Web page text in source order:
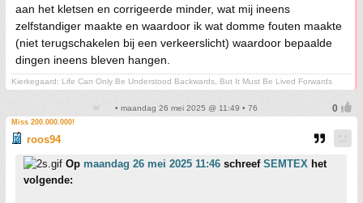
aan het kletsen en corrigeerde minder, wat mij ineens
zelfstandiger maakte en waardoor ik wat domme fouten maakte
(niet terugschakelen bij een verkeerslicht) waardoor bepaalde
dingen ineens bleven hangen.
Kierkegaard: Life Can Only Be Understood Backwards, But It Must Be Lived Forwards
• maandag 26 mei 2025 @ 11:49 • 76
Miss 200.000.000!
roos94
Op maandag 26 mei 2025 11:46 schreef SEMTEX het
volgende: